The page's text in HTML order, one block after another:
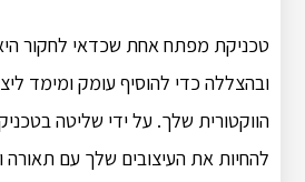
טכניקת מפתח אחת שכדאי לחקור
ובהצללה כדי להוסיף עומק ומימד
הווקטורית שלך. על ידי שליטה
להחיות את העיצובים שלך עם תאורה